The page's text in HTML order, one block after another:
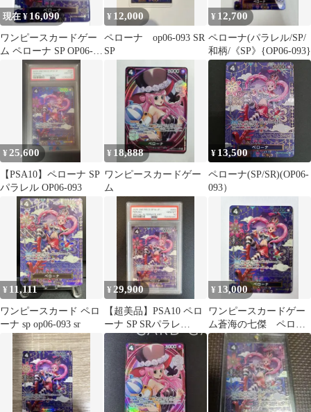
現在 ¥ 16,090
ワンピースカードゲー
ム ペローナ SP OP06-
093 パラレル 蒼海の七
¥ 12,000
ペローナ op06-093 SR
SP
¥ 12,700
ペローナ(パラレル/SP/
和柄/《SP》{OP06-093}
¥ 25,600
【PSA10】ペローナ SP
パラレル OP06-093
¥ 18,888
ワンピースカードゲー
ム
¥ 13,500
ペローナ(SP/SR)(OP06-
093）
¥ 11,111
ワンピースカード ペロ
ーナ sp op06-093 sr
¥ 29,900
【超美品】PSA10 ペロ
ーナ SP SRパラレ
ル OP14-093
¥ 13,000
ワンピースカードゲー
ム蒼海の七傑 ペロー
ナ和柄SP OP06-093 SR